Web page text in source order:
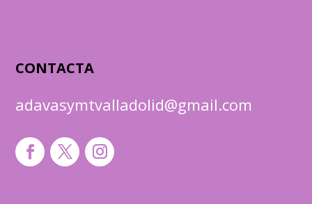
CONTACTA
adavasymtvalladolid@gmail.com